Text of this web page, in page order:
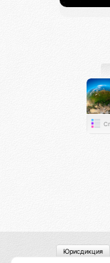
Юрисдикция